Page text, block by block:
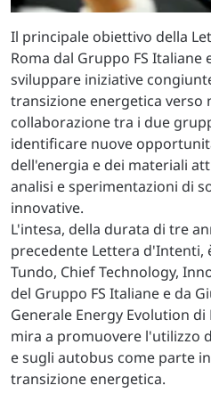
Il principale obiettivo della
Roma dal Gruppo FS Italiane
sviluppare iniziative
transizione energetica verso
collaborazione tra i due
identificare nuove
dell'energia e dei materiali
analisi e sperimentazioni di
innovative.
L'intesa, della durata di tre
precedente Lettera d'Intenti,
Tundo, Chief Technology,
del Gruppo FS Italiane e da
Generale Energy Evolution
mira a promuovere l'utilizzo
e sugli autobus come parte
transizione energetica.